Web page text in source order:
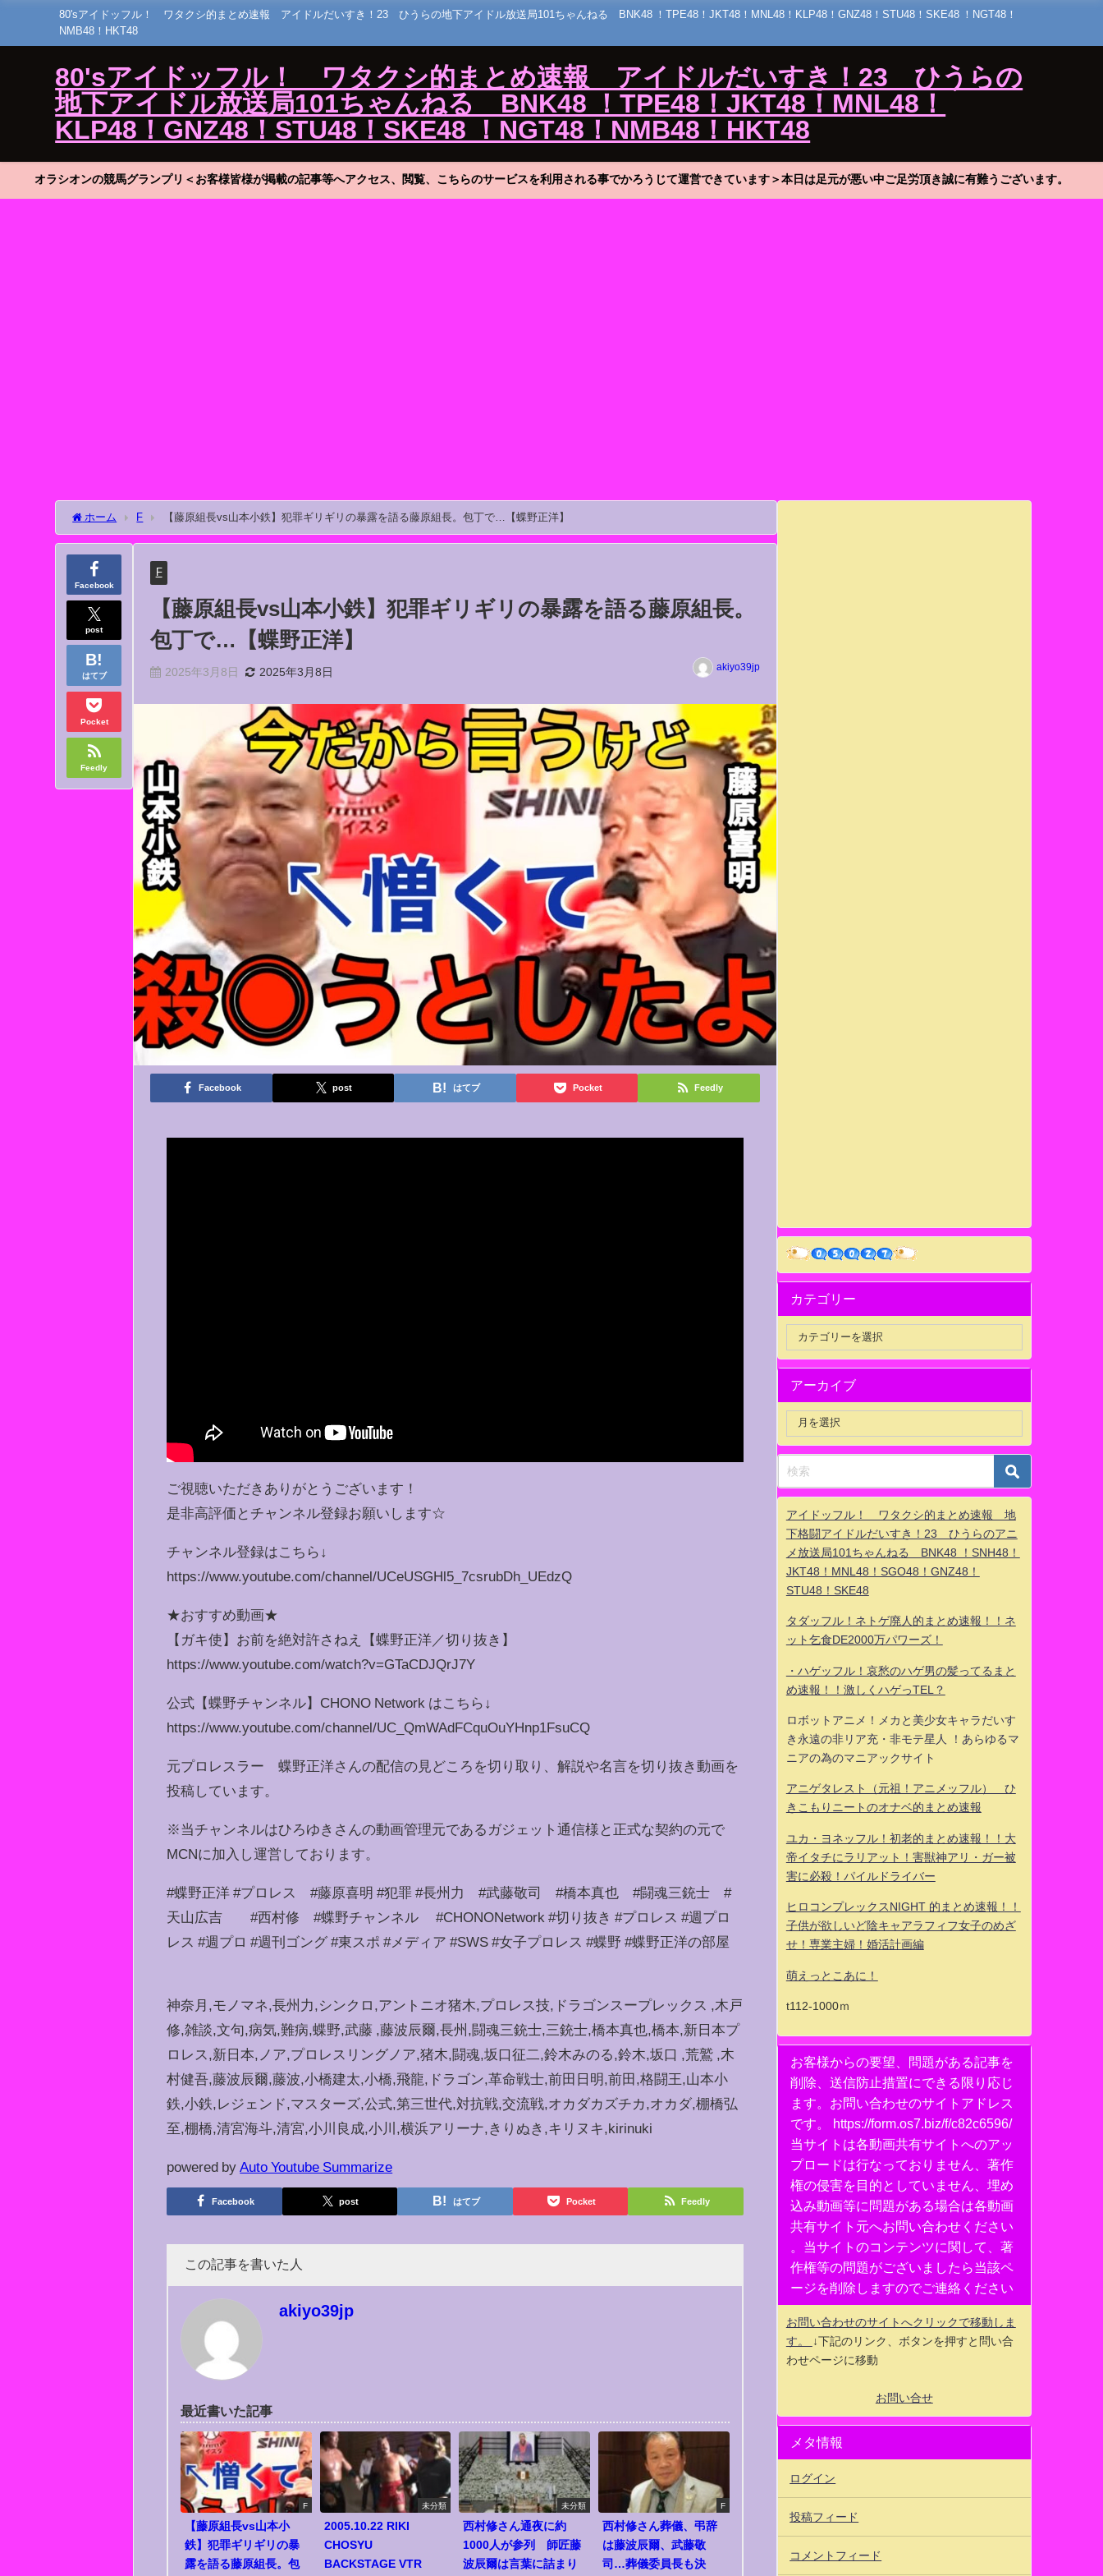
80'sアイドッフル！ ワタクシ的まとめ速報 アイドルだいすき！23 ひうらの地下アイドル放送局101ちゃんねる BNK48 ！TPE48！JKT48！MNL48！KLP48！GNZ48！STU48！SKE48 ！NGT48！
NMB48！HKT48
80'sアイドッフル！ ワタクシ的まとめ速報 アイドルだいすき！23 ひうらの
地下アイドル放送局101ちゃんねる BNK48 ！TPE48！JKT48！MNL48！
KLP48！GNZ48！STU48！SKE48 ！NGT48！NMB48！HKT48
オラシオンの競馬グランプリ＜お客様皆様が掲載の記事等へアクセス、閲覧、こちらのサービスを利用される事でかろうじて運営できています＞本日は足元が悪い中ご足労頂き誠に有難うございます。
ホーム F 【藤原組長vs山本小鉄】犯罪ギリギリの暴露を語る藤原組長。包丁で…【蝶野正洋】
Facebook
post
はてブ
Pocket
Feedly
F
【藤原組長vs山本小鉄】犯罪ギリギリの暴露を語る藤原組長。
包丁で…【蝶野正洋】
2025年3月8日 2025年3月8日 akiyo39jp
Facebook post はてブ Pocket Feedly
ご視聴いただきありがとうございます！
是非高評価とチャンネル登録お願いします☆
チャンネル登録はこちら↓
https://www.youtube.com/channel/UCeUSGHl5_7csrubDh_UEdzQ
★おすすめ動画★
【ガキ使】お前を絶対許さねえ【蝶野正洋／切り抜き】
https://www.youtube.com/watch?v=GTaCDJQrJ7Y
公式【蝶野チャンネル】CHONO Network はこちら↓
https://www.youtube.com/channel/UC_QmWAdFCquOuYHnp1FsuCQ
元プロレスラー 蝶野正洋さんの配信の見どころを切り取り、解説や名言を切り抜き動画を
投稿しています。
※当チャンネルはひろゆきさんの動画管理元であるガジェット通信様と正式な契約の元で
MCNに加入し運営しております。
#蝶野正洋 #プロレス #藤原喜明 #犯罪 #長州力 #武藤敬司 #橋本真也 #闘魂三銃士 #
天山広吉 #西村修 #蝶野チャンネル #CHONONetwork #切り抜き #プロレス #週プロ
レス #週プロ #週刊ゴング #東スポ #メディア #SWS #女子プロレス #蝶野 #蝶野正洋の部屋
神奈月,モノマネ,長州力,シンクロ,アントニオ猪木,プロレス技,ドラゴンスープレックス ,木戸
修,雑談,文句,病気,難病,蝶野,武藤 ,藤波辰爾,長州,闘魂三銃士,三銃士,橋本真也,橋本,新日本プ
ロレス,新日本,ノア,プロレスリングノア,猪木,闘魂,坂口征二,鈴木みのる,鈴木,坂口 ,荒鷲 ,木
村健吾,藤波辰爾,藤波,小橋建太,小橋,飛龍,ドラゴン,革命戦士,前田日明,前田,格闘王,山本小
鉄,小鉄,レジェンド,マスターズ,公式,第三世代,対抗戦,交流戦,オカダカズチカ,オカダ,棚橋弘
至,棚橋,清宮海斗,清宮,小川良成,小川,横浜アリーナ,きりぬき,キリヌキ,kirinuki
powered by Auto Youtube Summarize
Facebook post はてブ Pocket Feedly
この記事を書いた人
akiyo39jp
最近書いた記事
F
【藤原組長vs山本小
鉄】犯罪ギリギリの暴
露を語る藤原組長。包
未分類
2005.10.22 RIKI
CHOSYU
BACKSTAGE VTR
未分類
西村修さん通夜に約
1000人が参列 師匠藤
波辰爾は言葉に詰まり
F
西村修さん葬儀、弔辞
は藤波辰爾、武藤敬
司…葬儀委員長も決
カテゴリー
アーカイブ
アイドッフル！ ワタクシ的まとめ速報 地
下格闘アイドルだいすき！23 ひうらのアニ
メ放送局101ちゃんねる BNK48 ！SNH48！
JKT48！MNL48！SGO48！GNZ48！
STU48！SKE48
タダッフル！ネトゲ廃人的まとめ速報！！ネ
ット乞食DE2000万パワーズ！
・ハゲッフル！哀愁のハゲ男の髪ってるまと
め速報！！激しくハゲっTEL？
ロボットアニメ！メカと美少女キャラだいす
き永遠の非リア充・非モテ星人 ！あらゆるマ
ニアの為のマニアックサイト
アニゲタレスト（元祖！アニメッフル） ひ
きこもりニートのオナベ的まとめ速報
ユカ・ヨネッフル！初老的まとめ速報！！大
帝イタチにラリアット！害獣神アリ・ガー被
害に必殺！パイルドライバー
ヒロコンプレックスNIGHT 的まとめ速報！！
子供が欲しいど陰キャアラフィフ女子のめざ
せ！専業主婦！婚活計画編
萌えっとこあに！
t112-1000ｍ
お客様からの要望、問題がある記事を
削除、送信防止措置にできる限り応じ
ます。お問い合わせのサイトアドレス
です。 https://form.os7.biz/f/c82c6596/
当サイトは各動画共有サイトへのアッ
プロードは行なっておりません、著作
権の侵害を目的としていません、埋め
込み動画等に問題がある場合は各動画
共有サイト元へお問い合わせください
。当サイトのコンテンツに関して、著
作権等の問題がございましたら当該ペ
ージを削除しますのでご連絡ください
お問い合わせのサイトへクリックで移動しま
す。
↓下記のリンク、ボタンを押すと問い合
わせページに移動
お問い合せ
メタ情報
ログイン
投稿フィード
コメントフィード